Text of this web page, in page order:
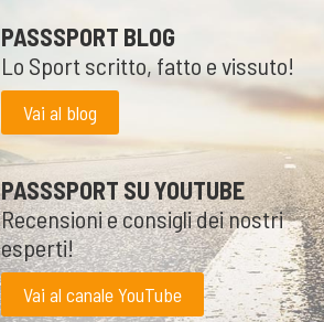
PASSSPORT BLOG
Lo Sport scritto, fatto e vissuto!
Vai al blog
PASSSPORT SU YOUTUBE
Recensioni e consigli dei nostri
esperti!
Vai al canale YouTube